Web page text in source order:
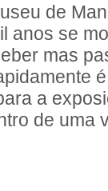
de
anos se
mas
a
de uma